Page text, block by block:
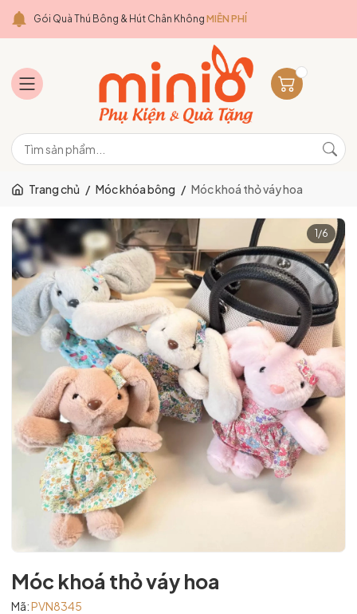
Gói Quà Thú Bông & Hút Chân Không MIỄN PHÍ
Trang chủ / Móc khóa bông / Móc khoá thỏ váy hoa
1 /6
Móc khoá thỏ váy hoa
Mã:PVN8345